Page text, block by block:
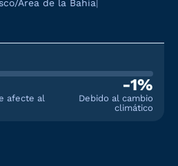
Área de la Bahía|
afecte al
-1%
Debido al cambio
climático